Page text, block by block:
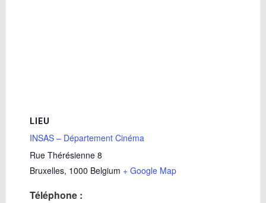
LIEU
INSAS – Département Cinéma
Rue Thérésienne 8
Bruxelles, 1000 Belgium + Google Map
Téléphone :